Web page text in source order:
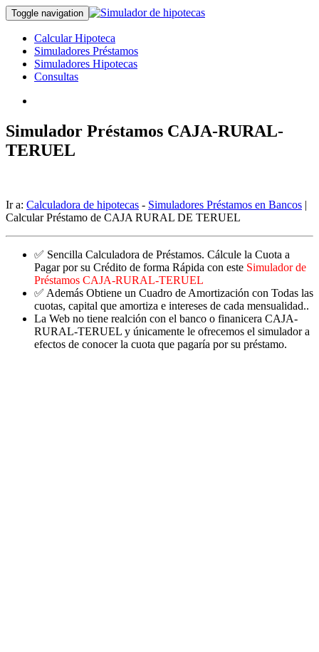
Toggle navigation
Calcular Hipoteca
Simuladores Préstamos
Simuladores Hipotecas
Consultas
Simulador Préstamos CAJA-RURAL-
TERUEL
Ir a: Calculadora de hipotecas - Simuladores Préstamos en Bancos |
Calcular Préstamo de CAJA RURAL DE TERUEL
✅ Sencilla Calculadora de Préstamos. Cálcule la Cuota a
Pagar por su Crédito de forma Rápida con este Simulador de
Préstamos CAJA-RURAL-TERUEL
✅ Además Obtiene un Cuadro de Amortización con Todas las
cuotas, capital que amortiza e intereses de cada mensualidad..
La Web no tiene realción con el banco o finanicera CAJA-
RURAL-TERUEL y únicamente le ofrecemos el simulador a
efectos de conocer la cuota que pagaría por su préstamo.